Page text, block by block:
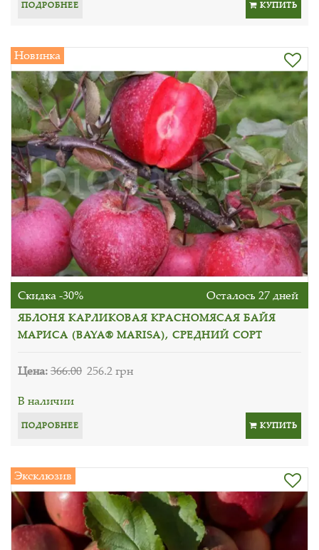
ПОДРОБНЕЕ КУПИТЬ
Новинка
Скидка -30% Осталось 27 дней
ЯБЛОНЯ КАРЛИКОВАЯ КРАСНОМЯСАЯ БАЙЯ
МАРИСА (BAYA® MARISA), СРЕДНИЙ СОРТ
Цена:366.00 256.2 грн
В наличии
ПОДРОБНЕЕ КУПИТЬ
Эксклюзив